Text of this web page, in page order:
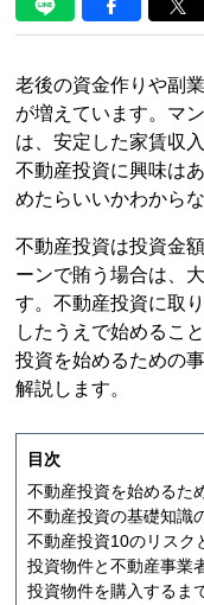
老後の資金作りや副
が増えています。マ
は、安定した家賃収
不動産投資に興味は
めたらいいかわから
不動産投資は投資金
ーンで賄う場合は、
す。不動産投資に取
したうえで始めるこ
投資を始めるための
解説します。
目次
不動産投資を始めるた
不動産投資の基礎知識
不動産投資10のリスク
投資物件と不動産事業
投資物件を購入するま